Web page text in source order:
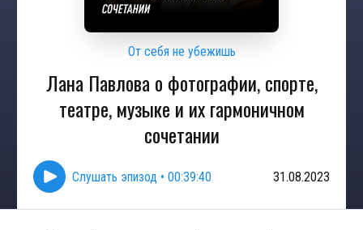
От себя не убежишь
Лана Павлова о фотографии, спорте,
театре, музыке и их гармоничном
сочетании
Слушать эпизод • 00:39:40 31.08.2023